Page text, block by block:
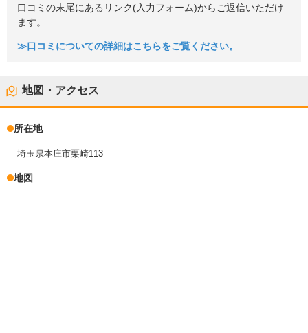
口コミの末尾にあるリンク(入力フォーム)からご返信いただけ
ます。
≫口コミについての詳細はこちらをご覧ください。
地図・アクセス
所在地
埼玉県本庄市栗崎113
地図